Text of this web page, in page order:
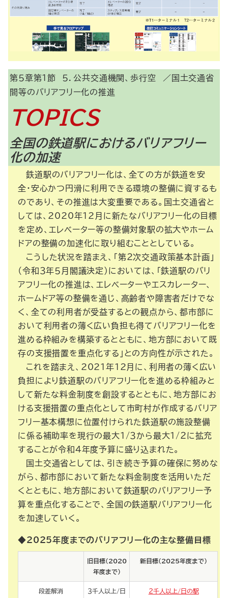
／国土交通省
第５章第１節 ５．公共交通機関、歩行空
間等のバリアフリー化の推進
TOPICS
全国の鉄道駅におけるバリアフリー
化の加速
鉄道駅のバリアフリー化は、全ての方が鉄道を安
全・安心かつ円滑に利用できる環境の整備に資するも
のであり、その推進は大変重要である。国土交通省と
しては、2020年12月に新たなバリアフリー化の目標
を定め、エレベーター等の整備対象駅の拡大やホーム
ドアの整備の加速化に取り組むこととしている。
こうした状況を踏まえ、「第２次交通政策基本計画」
（令和３年５月閣議決定）においては、「鉄道駅のバリ
アフリー化の推進は、エレベーターやエスカレーター、
ホームドア等の整備を通じ、高齢者や障害者だけでな
く、全ての利用者が受益するとの観点から、都市部に
おいて利用者の薄く広い負担も得てバリアフリー化を
進める枠組みを構築するとともに、地方部において既
存の支援措置を重点化する」との方向性が示された。
これを踏まえ、2021年12月に、利用者の薄く広い
負担により鉄道駅のバリアフリー化を進める枠組みと
して新たな料金制度を創設するとともに、地方部にお
ける支援措置の重点化として市町村が作成するバリア
フリー基本構想に位置付けられた鉄道駅の施設整備
に係る補助率を現行の最大１/３から最大１/２に拡充
することが令和４年度予算に盛り込まれた。
国土交通省としては、引き続き予算の確保に努めな
がら、都市部において新たな料金制度を活用いただ
くとともに、地方部において鉄道駅のバリアフリー予
算を重点化することで、全国の鉄道駅バリアフリー化
を加速していく。
◆2025年度までのバリアフリー化の主な整備目標
旧目標（2020
年度まで）
新目標（2025年度まで）
段差解消 ３千人以上/日 ２千人以上/日の駅